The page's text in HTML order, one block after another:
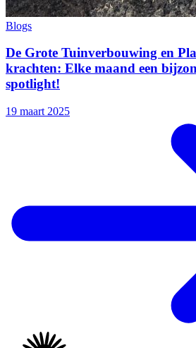
Blogs
De Grote Tuinverbouwing en
krachten: Elke maand een
spotlight!
19 maart 2025